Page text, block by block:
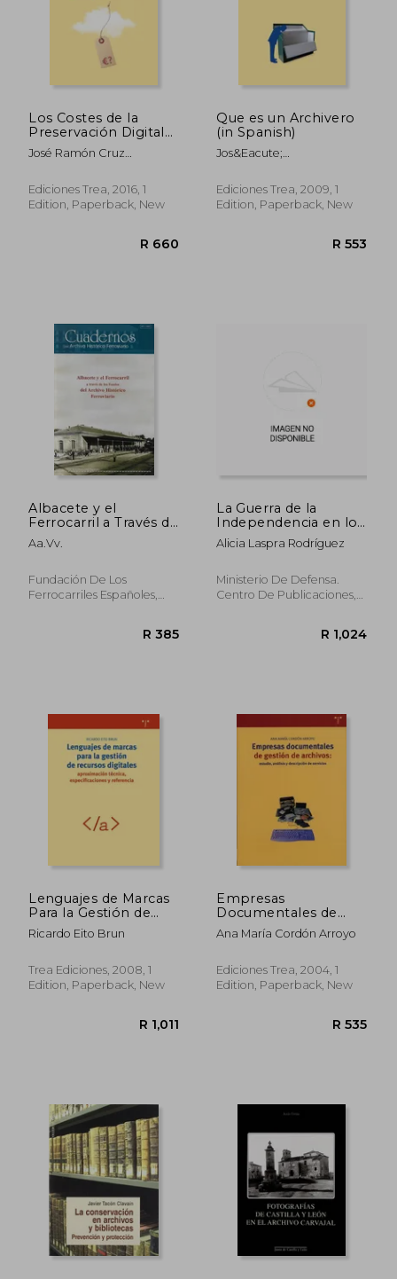
R 535
R 465 R
Los Costes de la
Preservación Digital
Permanente
(Biblioteconomía y
Cultural) (in Spanish)
José Ramón Cruz
Carrera
Ediciones Trea, 2016, 1
Edition, Paperback, New
Que es un Archivero
(in Spanish)
Jos&Eacute;
Mundet
Ediciones Trea, 2009, 1
Edition, Paperback, New
Albacete y el
Ferrocarril a Través de
los Fondos del
Archivo Histórico
Aa.Vv.
Fundación De Los
Ferrocarriles Españoles,
La Guerra de la
Independencia en los
Archivos Británicos
del war Office (in
Alicia Laspra Rodríguez
Ministerio De Defensa.
Centro De Publicaciones,
Lenguajes de Marcas
Para la Gestión de
Recursos Digitales:
Aproximación
Especificaciones y
Referencia (in
Ricardo Eito Brun
Trea Ediciones, 2008, 1
Edition, Paperback, New
Empresas
Documentales de
Gestión de Archivos:
Estudio, Análisis y
Servicios
(Biblioteconomía y
Ana María Cordón Arroyo
Ediciones Trea, 2004, 1
Edition, Paperback, New